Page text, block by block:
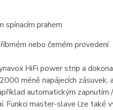
prahem
nebo černém provedení
HiFi power strip a
méně napájecích zásuvek,
automatickým zapnutím
Funkci master-slave lze také